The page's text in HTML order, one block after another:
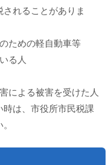
れることがありま
ための軽自動車等
る人
による被害を受けた人
は、市役所市民税課